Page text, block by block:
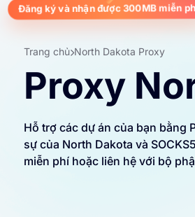
Đăng ký và nhận được300MBmiễn
Trang chủ North Dakota Proxy
Proxy
Hỗ trợ các dự án của bạn bằng
sự của North Dakota và
miễn phí hoặc liên hệ với bộ